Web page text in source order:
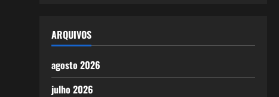
ARQUIVOS
agosto 2026
julho 2026